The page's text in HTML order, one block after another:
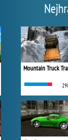
Mountain Truck